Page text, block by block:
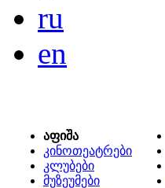
ru
en
აფიშა
კინოთეატრები
კლუბები
მუზეუმები